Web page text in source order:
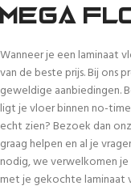
Mega
Wanneer je een laminaat
van de beste prijs. Bij ons
geweldige aanbiedingen.
ligt je vloer binnen no-
echt zien? Bezoek dan
graag helpen en al je
nodig, we verwelkomen
met je gekochte laminaat